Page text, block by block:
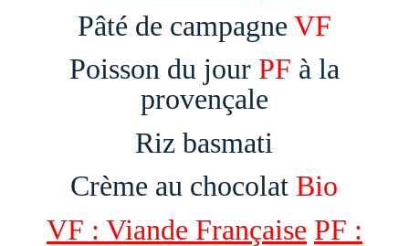
Pâté de campagne VF
Poisson du jour PF à la
provençale
Riz basmati
Crème au chocolat Bio
VF : Viande Française PF :